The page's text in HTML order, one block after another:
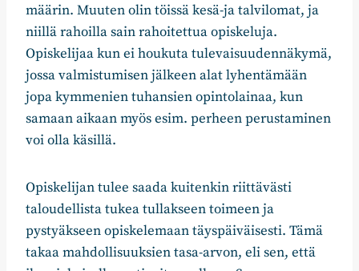
määrin. Muuten olin töissä kesä-ja talvilomat, ja
niillä rahoilla sain rahoitettua opiskeluja.
Opiskelijaa kun ei houkuta tulevaisuudennäkymä,
jossa valmistumisen jälkeen alat lyhentämään
jopa kymmenien tuhansien opintolainaa, kun
samaan aikaan myös esim. perheen perustaminen
voi olla käsillä.
Opiskelijan tulee saada kuitenkin riittävästi
taloudellista tukea tullakseen toimeen ja
pystyäkseen opiskelemaan täyspäiväisesti. Tämä
takaa mahdollisuuksien tasa-arvon, eli sen, että